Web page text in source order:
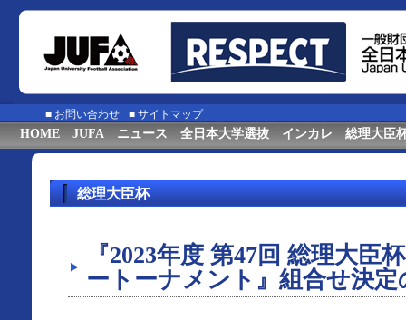
■ お問い合わせ ■ サイトマップ
HOME JUFA ニュース 全日本大学選抜 インカレ 総理大臣
総理大臣杯
『2023年度 第47回 総理大臣
ートーナメント』組合せ決